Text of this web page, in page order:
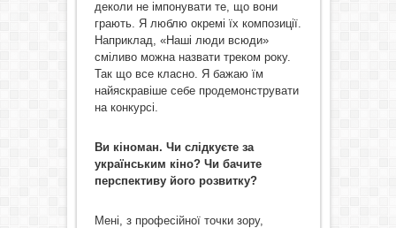
деколи не імпонувати те, що вони
грають. Я люблю окремі їх композиції.
Наприклад, «Наші люди всюди»
сміливо можна назвати треком року.
Так що все класно. Я бажаю їм
найяскравіше себе продемонструвати
на конкурсі.
Ви кіноман. Чи слідкуєте за
українським кіно? Чи бачите
перспективу його розвитку?
Мені, з професійної точки зору,